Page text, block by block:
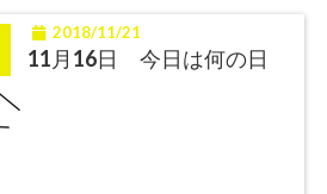
2018/11/21
11月16日 今日は何の日